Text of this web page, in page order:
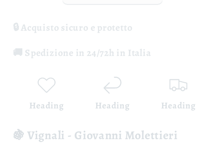
🔒 Acquisto sicuro e protetto
🚚 Spedizione in 24/72h in Italia
Heading Heading Heading
🍇 Vignali - Giovanni Molettieri